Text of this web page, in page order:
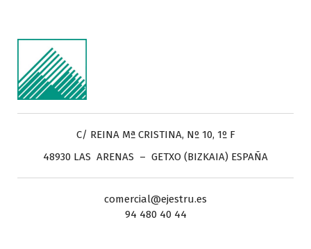
C/ REINA Mª CRISTINA, Nº 10, 1º F
48930 LAS ARENAS – GETXO (BIZKAIA) ESPAÑA
comercial@ejestru.es
94 480 40 44